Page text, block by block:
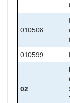
010508
010599
02